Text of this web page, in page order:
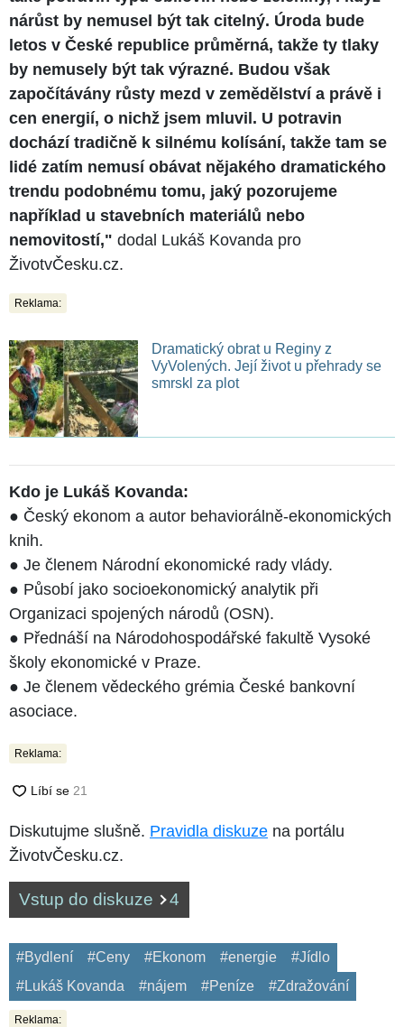
nárůst by nemusel být tak citelný. Úroda bude
letos v České republice průměrná, takže ty tlaky
by nemusely být tak výrazné. Budou však
započítávány růsty mezd v zemědělství a právě i
cen energií, o nichž jsem mluvil. U potravin
dochází tradičně k silnému kolísání, takže tam se
lidé zatím nemusí obávat nějakého dramatického
trendu podobnému tomu, jaký pozorujeme
například u stavebních materiálů nebo
nemovitostí," dodal Lukáš Kovanda pro
ŽivotvČesku.cz.
Reklama:
Dramatický obrat u Reginy z
VyVolených. Její život u přehrady se
smrskl za plot
Kdo je Lukáš Kovanda:
● Český ekonom a autor behaviorálně-ekonomických
knih.
● Je členem Národní ekonomické rady vlády.
● Působí jako socioekonomický analytik při
Organizaci spojených národů (OSN).
● Přednáší na Národohospodářské fakultě Vysoké
školy ekonomické v Praze.
● Je členem vědeckého grémia České bankovní
asociace.
Reklama:
Diskutujme slušně. Pravidla diskuze na portálu
ŽivotvČesku.cz.
Vstup do diskuze 4
#Bydlení #Ceny #Ekonom #energie
#Jídlo
#Lukáš Kovanda
#nájem #Peníze #Zdražování
Reklama: